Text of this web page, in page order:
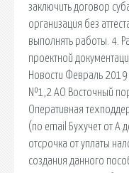
заключить договор
организация без
выполнять работы. 4.
проектной
Новости Февраль
№1,2 АО Восточный
Оперативная
(по email Бухучет от А
отсрочка от уплаты
создания данного